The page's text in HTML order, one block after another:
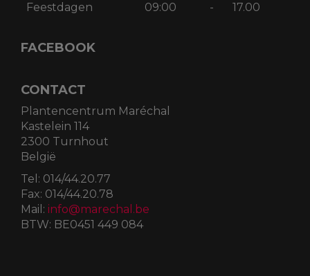
Feestdagen 09:00 - 17.00
FACEBOOK
CONTACT
Plantencentrum Maréchal
Kastelein 114
2300 Turnhout
België
Tel: 014/44.20.77
Fax: 014/44.20.78
Mail: info@marechal.be
BTW: BE0451 449 084